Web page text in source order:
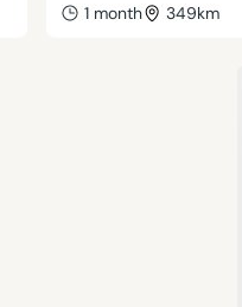
1 month 349km